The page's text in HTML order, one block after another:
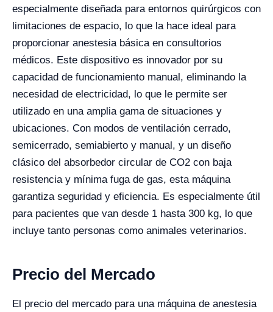
especialmente diseñada para entornos quirúrgicos con
limitaciones de espacio, lo que la hace ideal para
proporcionar anestesia básica en consultorios
médicos. Este dispositivo es innovador por su
capacidad de funcionamiento manual, eliminando la
necesidad de electricidad, lo que le permite ser
utilizado en una amplia gama de situaciones y
ubicaciones. Con modos de ventilación cerrado,
semicerrado, semiabierto y manual, y un diseño
clásico del absorbedor circular de CO2 con baja
resistencia y mínima fuga de gas, esta máquina
garantiza seguridad y eficiencia. Es especialmente útil
para pacientes que van desde 1 hasta 300 kg, lo que
incluye tanto personas como animales veterinarios.
Precio del Mercado
El precio del mercado para una máquina de anestesia